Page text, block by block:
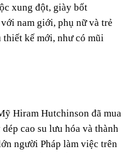
xung đột, giày bốt
nam giới, phụ nữ và trẻ
thiết kế mới, như có mũi
Hiram Hutchinson đã mua
cao su lưu hóa và thành
người Pháp làm việc trên